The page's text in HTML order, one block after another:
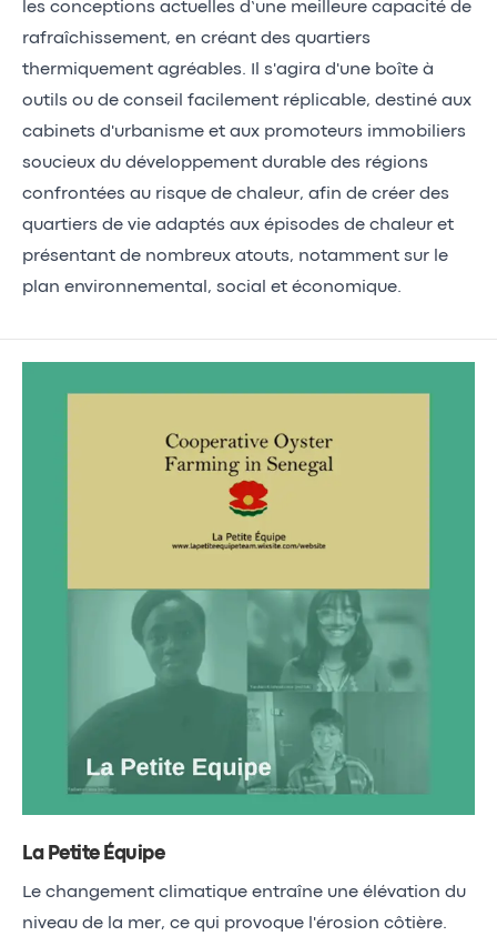
les conceptions actuelles d’une meilleure capacité de
rafraîchissement, en créant des quartiers
thermiquement agréables. Il s'agira d'une boîte à
outils ou de conseil facilement réplicable, destiné aux
cabinets d'urbanisme et aux promoteurs immobiliers
soucieux du développement durable des régions
confrontées au risque de chaleur, afin de créer des
quartiers de vie adaptés aux épisodes de chaleur et
présentant de nombreux atouts, notamment sur le
plan environnemental, social et économique.
La Petite Équipe
Le changement climatique entraîne une élévation du
niveau de la mer, ce qui provoque l'érosion côtière.